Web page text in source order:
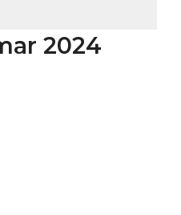
2024